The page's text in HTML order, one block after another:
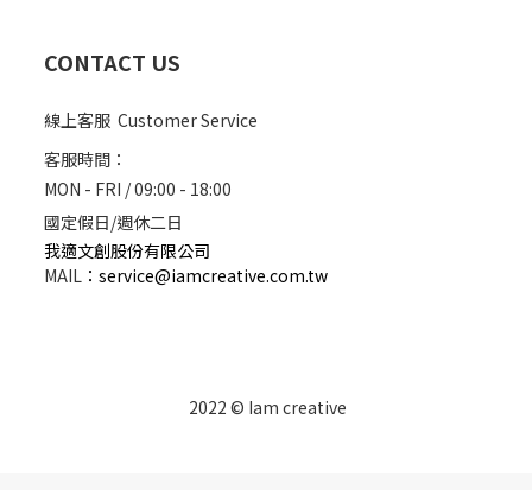
CONTACT US
線上客服 Customer Service
客服時間：
MON - FRI / 09:00 - 18:00
國定假日/週休二日
我適文創股份有限公司
MAIL ： service@iamcreative.com.tw
2022 © Iam creative